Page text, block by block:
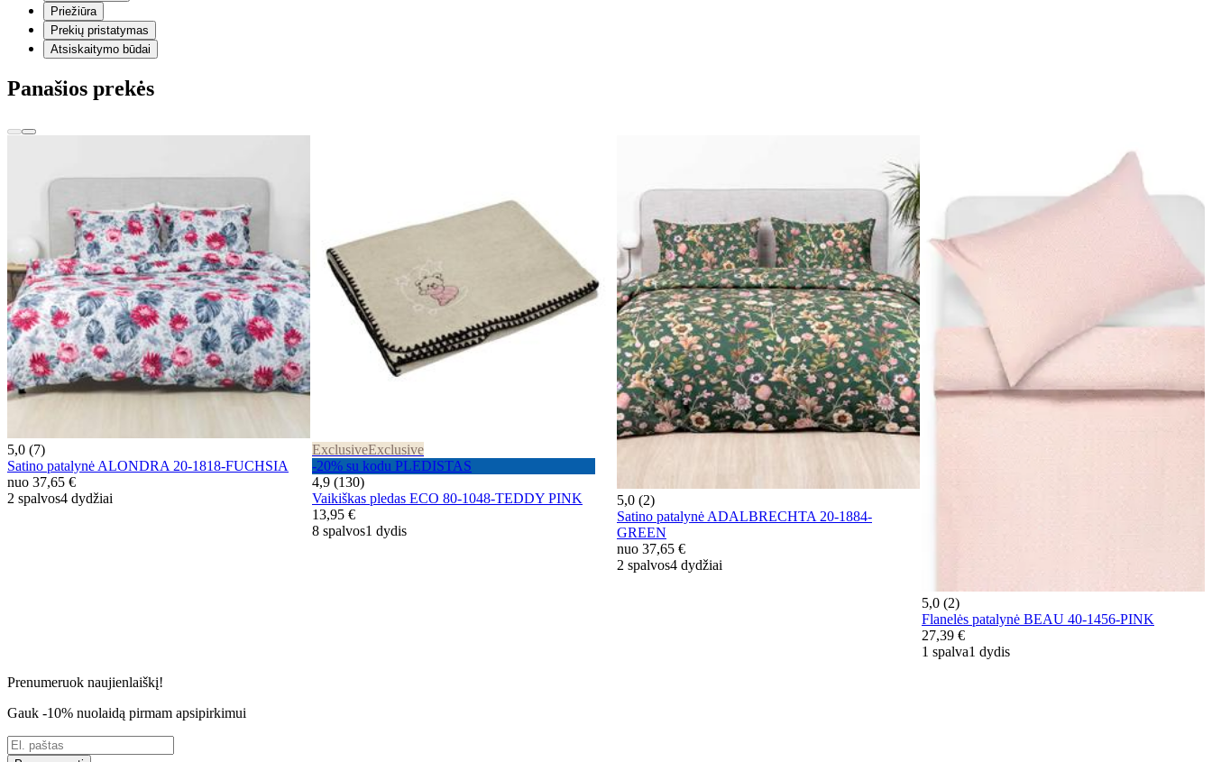
Priežiūra
Prekių pristatymas
Atsiskaitymo būdai
Panašios prekės
5,0 (7)
Satino patalynė ALONDRA 20-1818-FUCHSIA
nuo 37,65 €
2 spalvos4 dydžiai
ExclusiveExclusive
-20% su kodu PLEDISTAS
4,9 (130)
Vaikiškas pledas ECO 80-1048-TEDDY PINK
13,95 €
8 spalvos1 dydis
5,0 (2)
Satino patalynė ADALBRECHTA 20-1884-
GREEN
nuo 37,65 €
2 spalvos4 dydžiai
5,0 (2)
Flanelės patalynė BEAU 40-1456-PINK
27,39 €
1 spalva1 dydis
Prenumeruok naujienlaiškį!
Gauk -10% nuolaidą pirmam apsipirkimui